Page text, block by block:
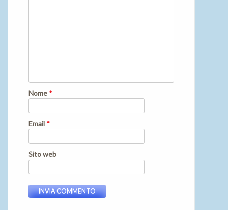
Nome *
Email *
Sito web